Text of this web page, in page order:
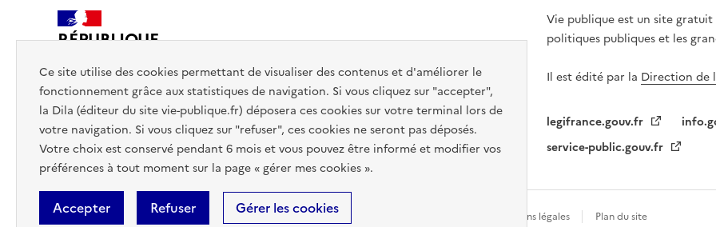
Ce site utilise des cookies permettant de visualiser des contenus et d'améliorer le
fonctionnement grâce aux statistiques de navigation. Si vous cliquez sur "accepter",
la Dila (éditeur du site vie-publique.fr) déposera ces cookies sur votre terminal lors de
votre navigation. Si vous cliquez sur "refuser", ces cookies ne seront pas déposés.
Votre choix est conservé pendant 6 mois et vous pouvez être informé et modifier vos
préférences à tout moment sur la page « gérer mes cookies ».
Accepter Refuser Gérer les cookies
RÉPUBLIQUE
Vie publique est un site
politiques publiques et les
Il est édité par la Direction de
legifrance.gouv.fr
service-public.gouv.fr
Accessibilité : totalement conforme Données personnelles Mentions légales Plan du site